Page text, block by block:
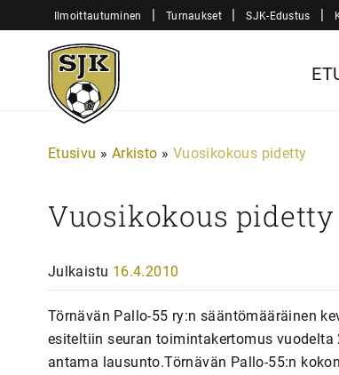
sisältöön
Ilmoittautuminen | Turnaukset | SJK-Edustus |
Sjk-
Juniorit
Etusivu » Arkisto » Vuosikokous pidetty
Vuosikokous pidetty
Julkaistu 16.4.2010
Törnävän Pallo-55 ry:n sääntömääräinen
esiteltiin seuran toimintakertomus
antama lausunto.Törnävän Pallo-55:n